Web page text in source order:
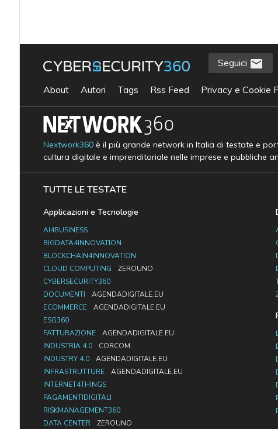
Seguici
About Autori Tags Rss Feed Privacy e Cookie
Nextwork360è il più grande network in Italia di testate e
cultura digitale e imprenditoriale nelle imprese e pubbliche
TUTTE LE TESTATE
Applicazioni e Tecnologie
AI4BUSINESS
BIGDATA4INNOVATION
BLOCKCHAIN4INNOVATION
CLOUD COMPUTING
ZEROUNO
CYBERSECURITY360
DOCUMENTI
AGENDADIGITALE.EU
ECOMMERCE
AGENDADIGITALE.EU
ESG360
FATTURAZIONE
AGENDADIGITALE.EU
INDUSTRIA 4.0
CORCOM
INDUSTRY 4.0
AGENDADIGITALE.EU
INFRASTRUTTURE
AGENDADIGITALE.EU
INTERNET4THINGS
PAGAMENTIDIGITALI
RISKMANAGEMENT360
DATA CENTER
ZEROUNO